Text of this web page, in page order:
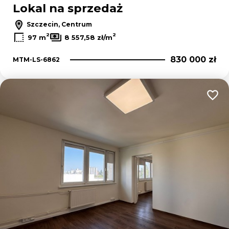
Lokal na sprzedaż
Szczecin, Centrum
97 m2 8 557,58 zł/m2
MTM-LS-6862 830 000 zł